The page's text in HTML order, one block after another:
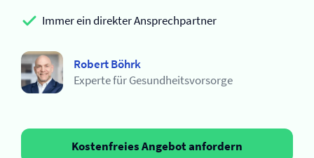
Immer ein direkter Ansprechpartner
Robert Böhrk
Experte für Gesundheitsvorsorge
Kostenfreies Angebot anfordern